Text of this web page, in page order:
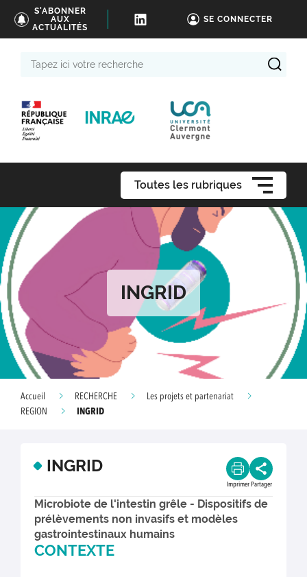
S'ABONNER
AUX
ACTUALITÉS
SE CONNECTER
Toutes les rubriques
INGRID
Accueil RECHERCHE
Les projets et partenariat
REGION
INGRID
INGRID
Imprimer Partager
Microbiote de l'intestin grêle - Dispositifs de
prélèvements non invasifs et modèles
gastrointestinaux humains
CONTEXTE